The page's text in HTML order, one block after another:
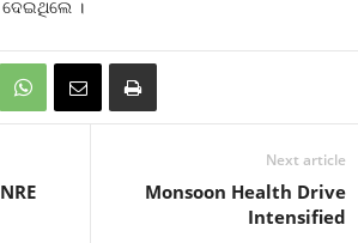
ଦେଇଥିଲେ ।
Next article
Monsoon Health Drive
Intensified